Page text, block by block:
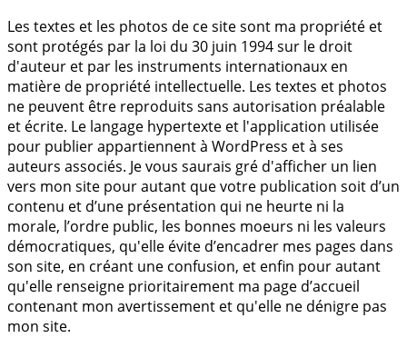
Les textes et les photos de ce site sont ma propriété et
sont protégés par la loi du 30 juin 1994 sur le droit
d'auteur et par les instruments internationaux en
matière de propriété intellectuelle. Les textes et photos
ne peuvent être reproduits sans autorisation préalable
et écrite. Le langage hypertexte et l'application utilisée
pour publier appartiennent à WordPress et à ses
auteurs associés. Je vous saurais gré d'afficher un lien
vers mon site pour autant que votre publication soit d’un
contenu et d’une présentation qui ne heurte ni la
morale, l’ordre public, les bonnes moeurs ni les valeurs
démocratiques, qu'elle évite d’encadrer mes pages dans
son site, en créant une confusion, et enfin pour autant
qu'elle renseigne prioritairement ma page d’accueil
contenant mon avertissement et qu'elle ne dénigre pas
mon site.